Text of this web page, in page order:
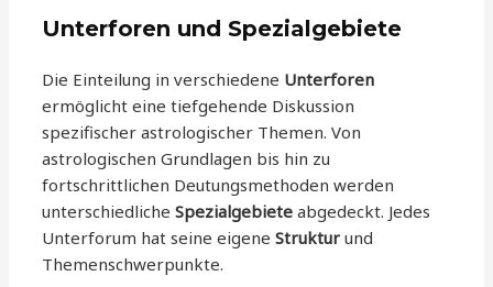
Unterforen und Spezialgebiete
Die Einteilung in verschiedene Unterforen
ermöglicht eine tiefgehende Diskussion
spezifischer astrologischer Themen. Von
astrologischen Grundlagen bis hin zu
fortschrittlichen Deutungsmethoden werden
unterschiedlicheSpezialgebiete abgedeckt. Jedes
Unterforum hat seine eigeneStruktur und
Themenschwerpunkte.